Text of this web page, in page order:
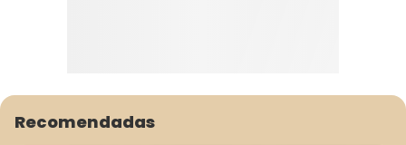
Recomendadas